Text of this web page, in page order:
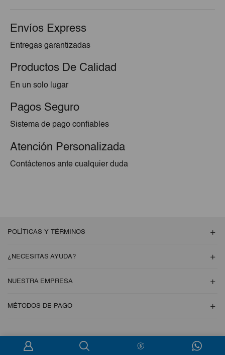
Envíos Express
Entregas garantizadas
Productos De Calidad
En un solo lugar
Pagos Seguro
Sistema de pago confiables
Atención Personalizada
Contáctenos ante cualquier duda
POLÍTICAS Y TÉRMINOS
¿NECESITAS AYUDA?
NUESTRA EMPRESA
MÉTODOS DE PAGO